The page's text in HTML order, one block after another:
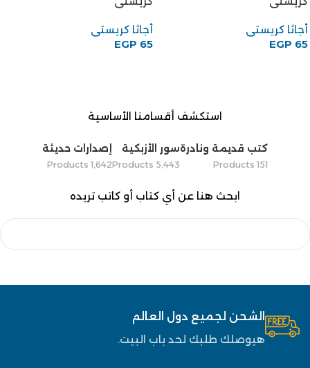
أجاثا كريستى
EGP 65
أجاثا كريستى
EGP 65
استكشف أقسامنا الأساسية
كتب قديمة ونادرة
151 Products
سور الأزبكية
5٬443 Products
إصدارات حديثة
1٬642 Products
ابحث هنا عن أي كتاب أو كاتب تريده
الشحن لجميع دول العالم
هيوصلك طلبك لحد باب البيت.